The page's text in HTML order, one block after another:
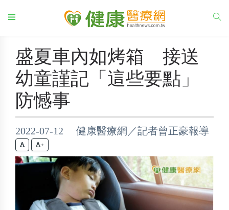
盛夏車內如烤箱 接送
幼童謹記「這些要點」
防憾事
2022-07-12 健康醫療網／記者曾正豪報導
+